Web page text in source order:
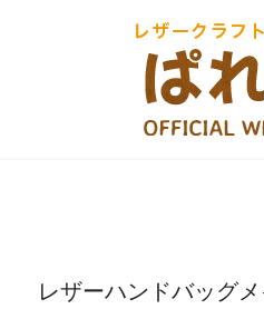
レザーハンドバッグ